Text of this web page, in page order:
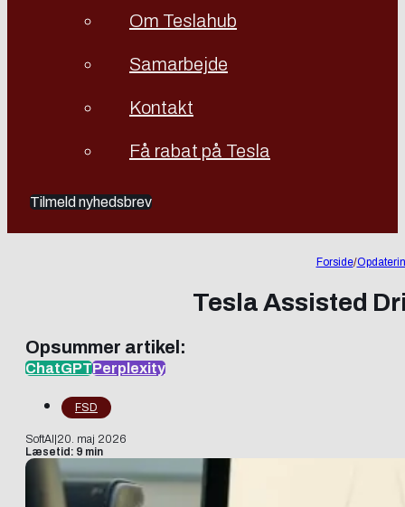
Om Teslahub
Samarbejde
Kontakt
Få rabat på Tesla
Tilmeld nyhedsbrev
Forside/
Tesla Assisted
Opsummer artikel:
ChatGPTPerplexity
FSD
SoftAI 20. maj 2026
Læsetid: 9 min